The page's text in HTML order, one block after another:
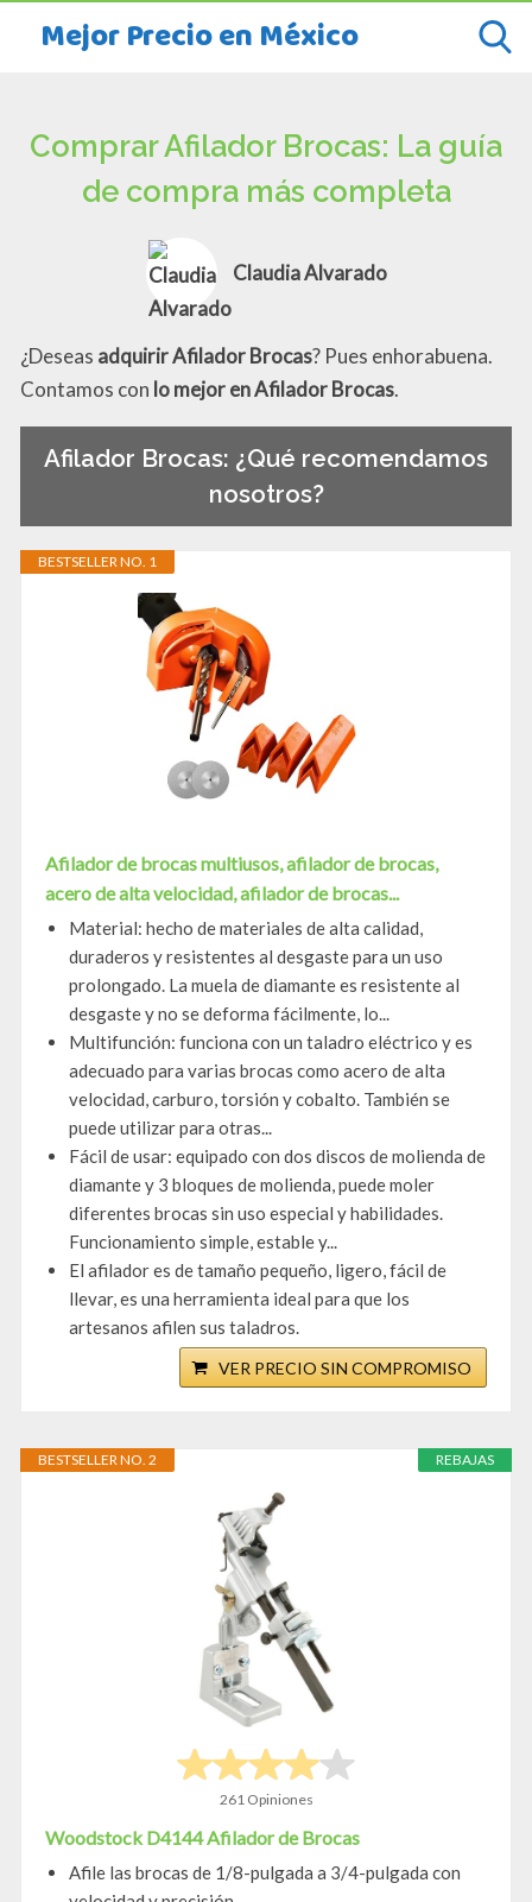
Mejor Precio en México
Comprar Afilador Brocas: La guía
de compra más completa
Claudia Alvarado
¿Deseas adquirir Afilador Brocas? Pues enhorabuena.
Contamos con lo mejor en Afilador Brocas.
Afilador Brocas: ¿Qué recomendamos
nosotros?
BESTSELLER NO. 1
Afilador de brocas multiusos, afilador de brocas,
acero de alta velocidad, afilador de brocas...
Material: hecho de materiales de alta calidad,
duraderos y resistentes al desgaste para un uso
prolongado. La muela de diamante es resistente al
desgaste y no se deforma fácilmente, lo...
Multifunción: funciona con un taladro eléctrico y es
adecuado para varias brocas como acero de alta
velocidad, carburo, torsión y cobalto. También se
puede utilizar para otras...
Fácil de usar: equipado con dos discos de molienda de
diamante y 3 bloques de molienda, puede moler
diferentes brocas sin uso especial y habilidades.
Funcionamiento simple, estable y...
El afilador es de tamaño pequeño, ligero, fácil de
llevar, es una herramienta ideal para que los
artesanos afilen sus taladros.
VER PRECIO SIN COMPROMISO
REBAJAS
BESTSELLER NO. 2
261 Opiniones
Woodstock D4144 Afilador de Brocas
Afile las brocas de 1/8-pulgada a 3/4-pulgada con